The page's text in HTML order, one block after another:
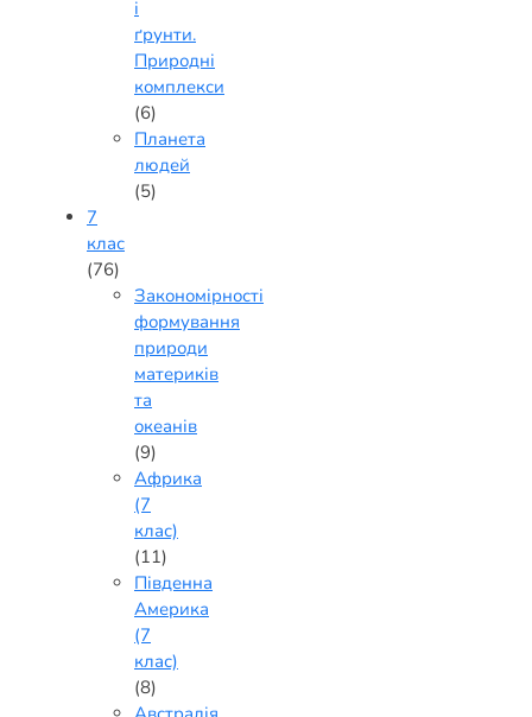
і
ґрунти.
Природні
комплекси
(6)
Планета
людей
(5)
7
клас
(76)
Закономірності
формування
природи
материків
та
океанів
(9)
Африка
(7
клас)
(11)
Південна
Америка
(7
клас)
(8)